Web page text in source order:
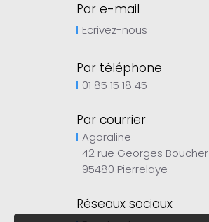
Par e-mail
Ecrivez-nous
Par téléphone
01 85 15 18 45
Par courrier
Agoraline
42 rue Georges Boucher
95480 Pierrelaye
Réseaux sociaux